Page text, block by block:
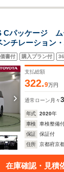
パッケージ ム
チレーション
書付 購入プラン付
支払総額
322.9万円
通常ローン 月々
年式 2020年
車検
車検整備
保証
保証付
住所
京都府京
在庫確認・見積